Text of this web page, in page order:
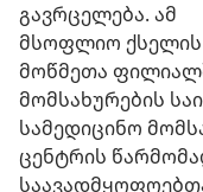
გავრცელება. ამ
მსოფლიო ქსელის
მოწმეთა
მომსახურების
სამედიცინო
ცენტრის